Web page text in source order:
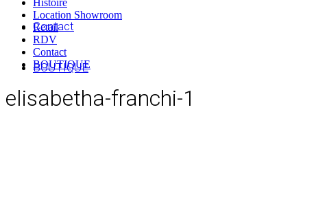
Contact
BOUTIQUE
Histoire
Location Showroom
Retail
RDV
Contact
BOUTIQUE
elisabetha-franchi-1